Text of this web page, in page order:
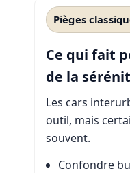
Pièges
Ce qui fait
de la
Les cars
outil, mais
souvent.
Confondre